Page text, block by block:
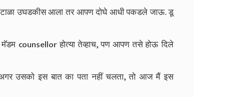
उघडकीस आला तर आपण दोघे आधी पकडले जाऊ. डू
counsellor होत्या तेव्हाच, पण आपण तसे होऊ दिले
उसको इस बात का पता नहीं चलता, तो आज मैं इस